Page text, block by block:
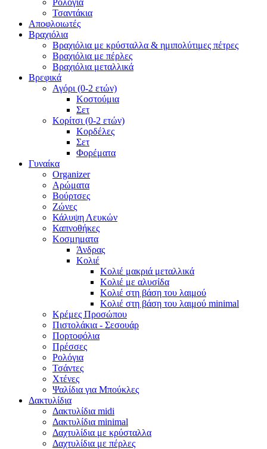
Τσαντάκια
Αποφλοιωτές
Βραχιόλια
Βραχιόλια με κρύσταλλα & ημιπολύτιμες πέτρες
Βραχιόλια με πέρλες
Βραχιόλια μεταλλικά
Βρεφικά
Αγόρι (0-2 ετών)
Κοστούμια
Σετ
Κορίτσι (0-2 ετών)
Κορδέλες
Σετ
Φορέματα
Γυναίκα
Organizer
Αρώματα
Βούρτσες
Ζώνες
Κάλυψη Λευκών
Καπνοθήκες
Κοσμηματα
Άνδρας
Κολιέ
Κολιέ μακριά μεταλλικά
Κολιέ με αλυσίδα
Κολιέ στη βάση του λαιμού
Κολιέ στη βάση του λαιμού minimal
Κρέμες Προσώπου
Πιστολάκια - Σεσουάρ
Πορτοφόλια
Πρέσσες
Ρολόγια
Τσάντες
Χτένες
Ψαλίδια για Μπούκλες
Δακτυλίδια
Δακτυλίδια midi
Δακτυλίδια minimal
Δαχτυλίδια με κρύσταλλα
Δαχτυλίδια με πέρλες